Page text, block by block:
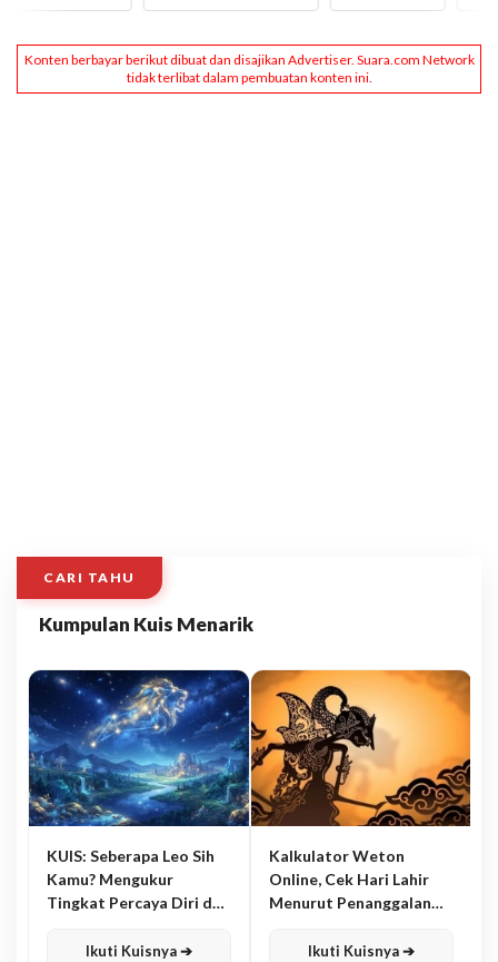
CARI TAHU
Kumpulan Kuis Menarik
KUIS: Seberapa Leo Sih
Kamu? Mengukur
Tingkat Percaya Diri dan
Ikuti Kuisnya ➔
Kalkulator Weton
Online, Cek Hari Lahir
Menurut Penanggalan
Ikuti Kuisnya ➔